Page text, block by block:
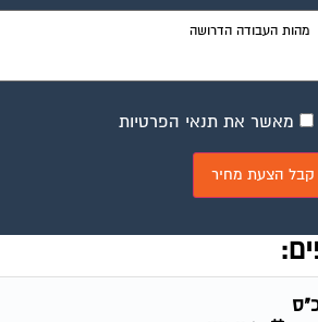
מאשר את תנאי הפרטיות